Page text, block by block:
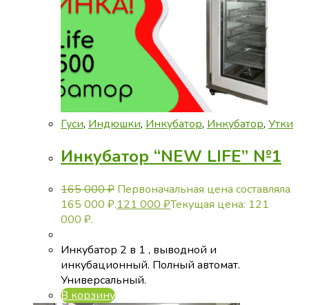
Гуси, Индюшки, Инкубатор, Инкубатор, Утки
Инкубатор “NEW LIFE” №1
165 000₽ Первоначальная цена составляла
165 000 ₽.121 000 ₽Текущая цена: 121
000 ₽.
Инкубатор 2 в 1 , выводной и
инкубационный. Полный автомат.
Универсальный.
В корзину